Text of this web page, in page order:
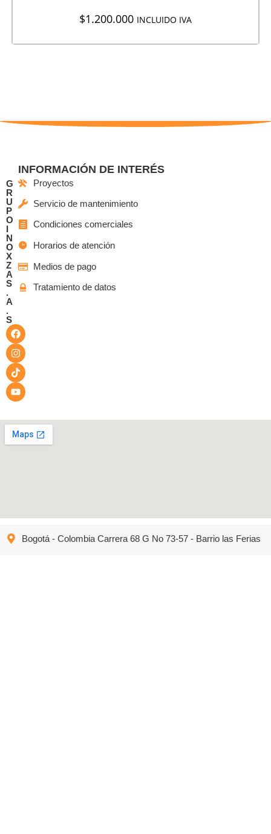
$1.200.000 INCLUIDO IVA
G
R
U
P
O
I
N
O
X
Z
A
S
.
A
.
S
INFORMACIÓN DE INTERÉS
Proyectos
Servicio de mantenimiento
Condiciones comerciales
Horarios de atención
Medios de pago
Tratamiento de datos
Bogotá - Colombia Carrera 68 G No 73-57 - Barrio las Ferias